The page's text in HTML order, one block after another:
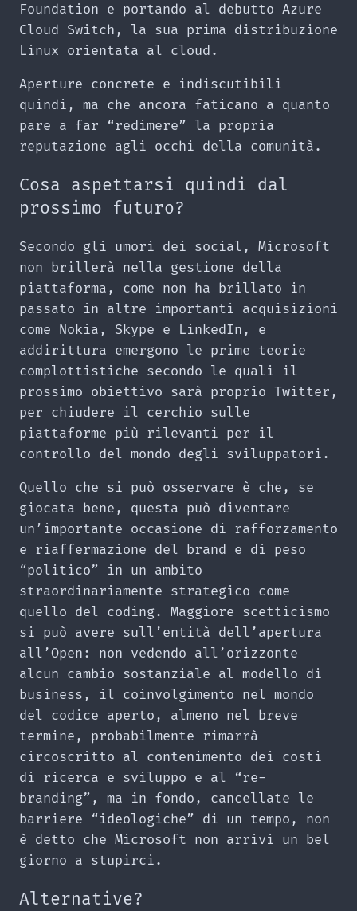
Foundation e portando al debutto Azure
Cloud Switch, la sua prima distribuzione
Linux orientata al cloud.
Aperture concrete e indiscutibili
quindi, ma che ancora faticano a quanto
pare a far “redimere” la propria
reputazione agli occhi della comunità.
Cosa aspettarsi quindi dal
prossimo futuro?
Secondo gli umori dei social, Microsoft
non brillerà nella gestione della
piattaforma, come non ha brillato in
passato in altre importanti acquisizioni
come Nokia, Skype e LinkedIn, e
addirittura emergono le prime teorie
complottistiche secondo le quali il
prossimo obiettivo sarà proprio Twitter,
per chiudere il cerchio sulle
piattaforme più rilevanti per il
controllo del mondo degli sviluppatori.
Quello che si può osservare è che, se
giocata bene, questa può diventare
un’importante occasione di rafforzamento
e riaffermazione del brand e di peso
“politico” in un ambito
straordinariamente strategico come
quello del coding. Maggiore scetticismo
si può avere sull’entità dell’apertura
all’Open: non vedendo all’orizzonte
alcun cambio sostanziale al modello di
business, il coinvolgimento nel mondo
del codice aperto, almeno nel breve
termine, probabilmente rimarrà
circoscritto al contenimento dei costi
di ricerca e sviluppo e al “re-
branding”, ma in fondo, cancellate le
barriere “ideologiche” di un tempo, non
è detto che Microsoft non arrivi un bel
giorno a stupirci.
Alternative?